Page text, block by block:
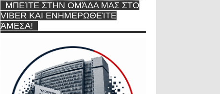
ΜΠΕΊΤΕ ΣΤΗΝ ΟΜΆΔΑ ΜΑΣ ΣΤΟ
VIBER ΚΑΙ ΕΝΗΜΕΡΩΘΕΊΤΕ
ΆΜΕΣΑ!